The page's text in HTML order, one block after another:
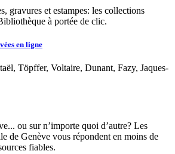
gravures et estampes: les collections
à portée de clic.
en ligne
Töpffer, Voltaire, Dunant, Fazy, Jaques-
ou sur n’importe quoi d’autre? Les
de Genève vous répondent en moins de
fiables.